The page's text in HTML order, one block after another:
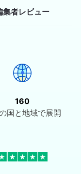
集者レビュー
160
国と地域で展開